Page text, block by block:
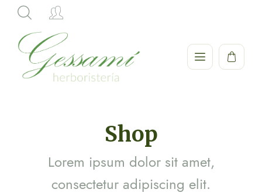
Shop
Lorem ipsum dolor sit amet,
consectetur adipiscing elit.